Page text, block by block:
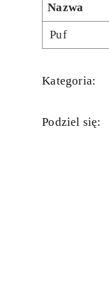
Nazwa
Puf
Kategoria:
Podziel się: